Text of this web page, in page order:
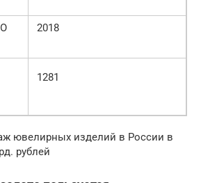
2018
1281
ювелирных изделий в России в
рублей